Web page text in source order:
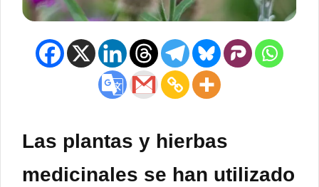
Las plantas y hierbas
medicinales se han utilizado